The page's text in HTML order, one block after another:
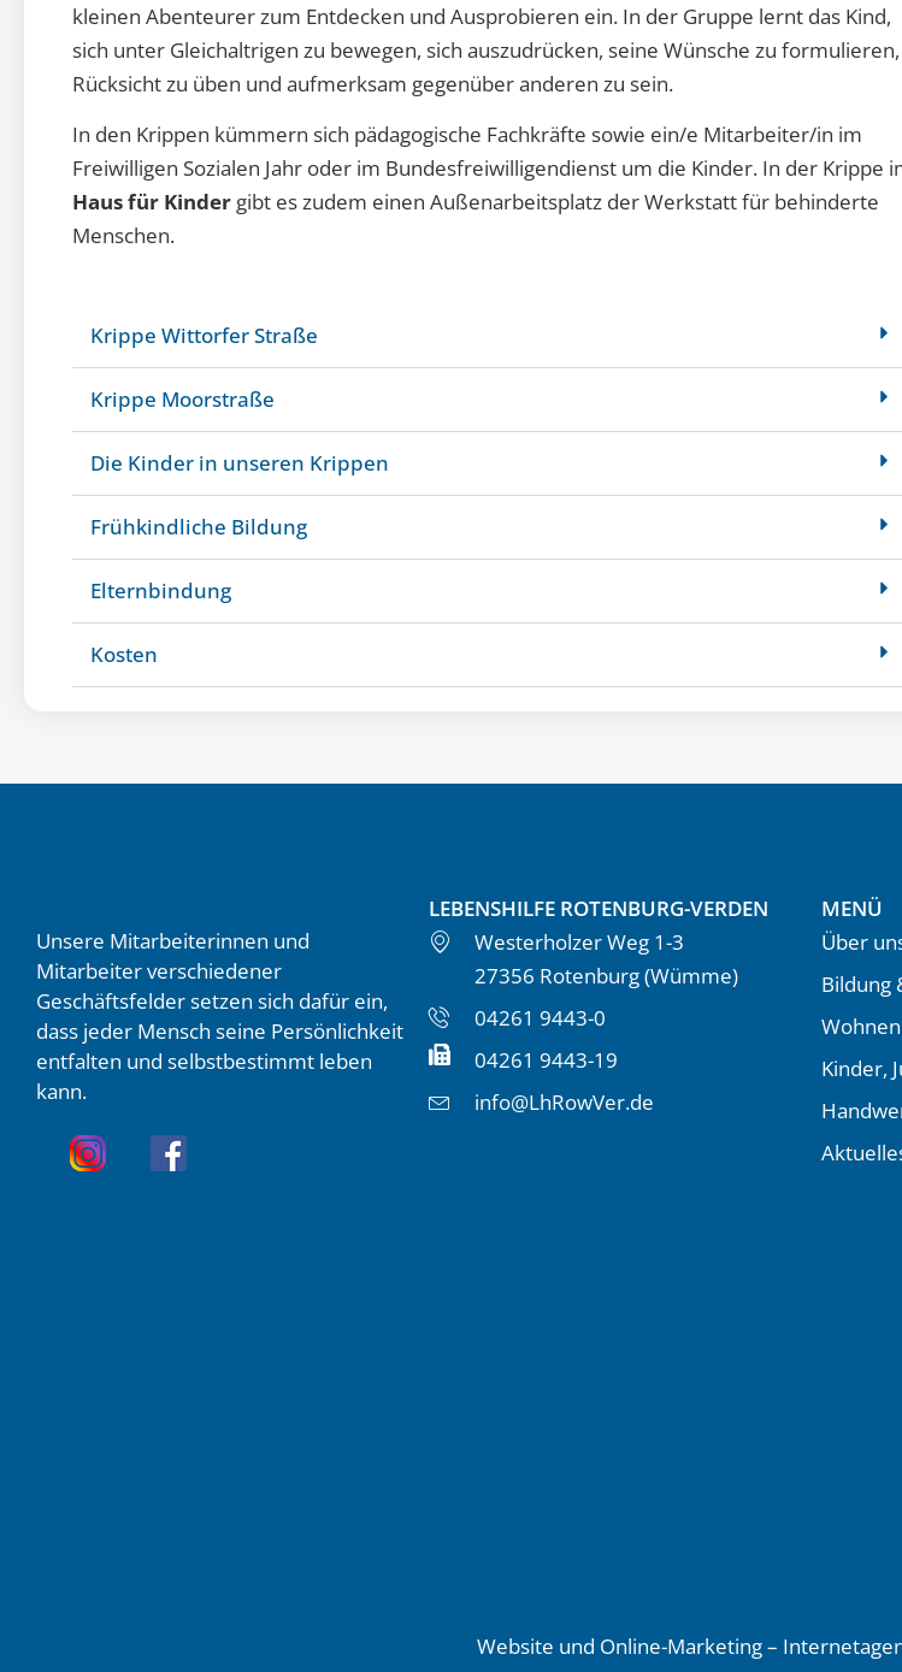
kleinen Abenteurer zum Entdecken und Ausprobieren ein. In der Gruppe lernt das Kind,
sich unter Gleichaltrigen zu bewegen, sich auszudrücken, seine Wünsche zu formulieren,
Rücksicht zu üben und aufmerksam gegenüber anderen zu sein.
In den Krippen kümmern sich pädagogische Fachkräfte sowie ein/e Mitarbeiter/in im
Freiwilligen Sozialen Jahr oder im Bundesfreiwilligendienst um die Kinder. In der Krippe
Haus für Kinder gibt es zudem einen Außenarbeitsplatz der Werkstatt für behinderte
Menschen.
Krippe Wittorfer Straße
Krippe Moorstraße
Die Kinder in unseren Krippen
Frühkindliche Bildung
Elternbindung
Kosten
Unsere Mitarbeiterinnen und
Mitarbeiter verschiedener
Geschäftsfelder setzen sich dafür ein,
dass jeder Mensch seine Persönlichkeit
entfalten und selbstbestimmt leben
kann.
LEBENSHILFE ROTENBURG-VERDEN
Westerholzer Weg 1-3
27356 Rotenburg (Wümme)
04261 9443-0
04261 9443-19
info@LhRowVer.de
MENÜ
Über
Bildung
Kinder,
Website und Online-Marketing –